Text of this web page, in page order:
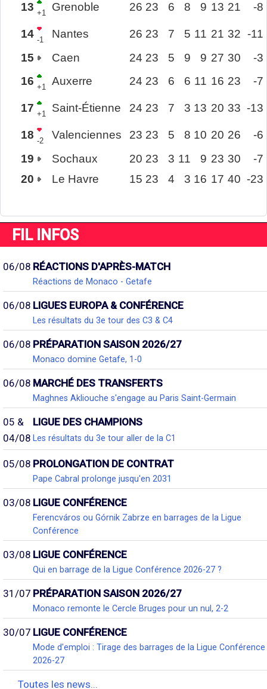
13 +1 Grenoble 26 23 6 8 9 13 21 -8
14 -1 Nantes 26 23 7 5 11 21 32 -11
15
Caen 24 23 5 9 9 27 30
-3
16 +1 Auxerre 24 23 6 6 11 16 23 -7
17 +1 Saint-Étienne 24 23 7 3 13 20 33 -13
18 -2 Valenciennes 23 23 5 8 10 20 26
-6
19
Sochaux 20 23 3 11 9 23 30
-7
20
Le Havre 15 23 4 3 16 17 40 -23
FIL INFOS
06/08 RÉACTIONS D'APRÈS-MATCH
Réactions de Monaco - Getafe
06/08 LIGUES EUROPA & CONFÉRENCE
Les résultats du 3e tour des C3 & C4
06/08 PRÉPARATION SAISON 2026/27
Monaco domine Getafe, 1-0
06/08 MARCHÉ DES TRANSFERTS
Maghnes Akliouche s'engage au Paris Saint-Germain
05 &
04/08
LIGUE DES CHAMPIONS
Les résultats du 3e tour aller de la C1
05/08 PROLONGATION DE CONTRAT
Pape Cabral prolonge jusqu'en 2031
03/08 LIGUE CONFÉRENCE
Ferencváros ou Górnik Zabrze en barrages de la Ligue
Conférence
03/08 LIGUE CONFÉRENCE
Qui en barrage de la Ligue Conférence 2026-27 ?
31/07 PRÉPARATION SAISON 2026/27
Monaco remonte le Cercle Bruges pour un nul, 2-2
30/07 LIGUE CONFÉRENCE
Mode d'emploi : Tirage des barrages de la Ligue Conférence
2026-27
Toutes les news...